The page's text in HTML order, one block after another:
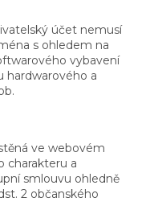
účet nemusí
s ohledem na
vybavení
hardwarového a
ve webovém
charakteru a
smlouvu ohledně
2 občanského